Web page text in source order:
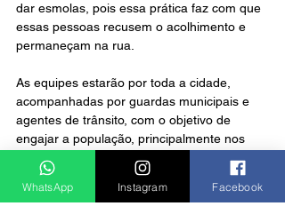
dar esmolas, pois essa prática faz com que
essas pessoas recusem o acolhimento e
permaneçam na rua.
As equipes estarão por toda a cidade,
acompanhadas por guardas municipais e
agentes de trânsito, com o objetivo de
engajar a população, principalmente nos
semáforos, onde é mais comum a oferta de
esmolas.
Notícias
WhatsApp Instagram Facebook